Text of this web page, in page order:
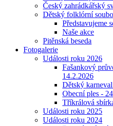
Český zahrádkářský
Dětský folklórní
Představujeme
Naše akce
Pitěnská beseda
Fotogalerie
Události roku 2026
Fašankový
14.2.2026
Dětský
Obecní ples -
Tříkrálová
Události roku 2025
Události roku 2024